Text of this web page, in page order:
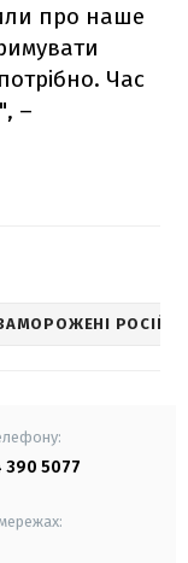
про наше
Час
–
390 5077